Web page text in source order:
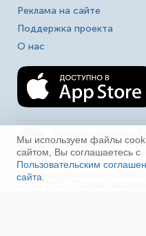
Реклама на сайте
Поддержка проекта
О нас
16+
в Федеральной
информационных
коммуникаций
зарегистрированных СМИ
Мы используем файлы
сайтом, Вы соглашаетесь с
Пользовательским
сайта